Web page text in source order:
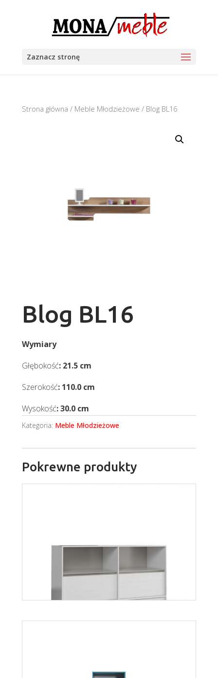
Zaznacz stronę
Strona główna / Meble Młodzieżowe / Blog BL16
Blog BL16
Wymiary
Głębokość: 21.5 cm
Szerokość: 110.0 cm
Wysokość: 30.0 cm
Kategoria: Meble Młodzieżowe
Pokrewne produkty